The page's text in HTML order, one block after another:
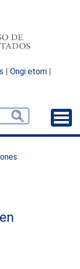
| Ongi etorri |